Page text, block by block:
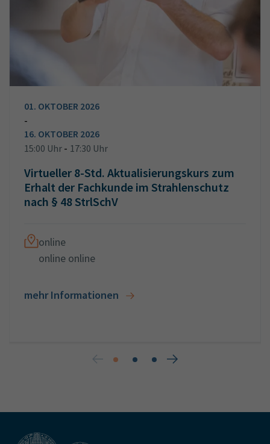
01. OKTOBER 2026
-
16. OKTOBER 2026
15:00 Uhr - 17:30 Uhr
Virtueller 8-Std. Aktualisierungskurs zum
Erhalt der Fachkunde im Strahlenschutz
nach § 48 StrlSchV
online
online online
mehr Informationen